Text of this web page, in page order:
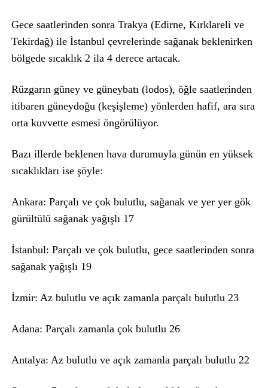
Gece saatlerinden sonra Trakya (Edirne, Kırklareli ve
Tekirdağ) ile İstanbul çevrelerinde sağanak beklenirken
bölgede sıcaklık 2 ila 4 derece artacak.
Rüzgarın güney ve güneybatı (lodos), öğle saatlerinden
itibaren güneydoğu (keşişleme) yönlerden hafif, ara sıra
orta kuvvette esmesi öngörülüyor.
Bazı illerde beklenen hava durumuyla günün en yüksek
sıcaklıkları ise şöyle:
Ankara: Parçalı ve çok bulutlu, sağanak ve yer yer gök
gürültülü sağanak yağışlı 17
İstanbul: Parçalı ve çok bulutlu, gece saatlerinden sonra
sağanak yağışlı 19
İzmir: Az bulutlu ve açık zamanla parçalı bulutlu 23
Adana: Parçalı zamanla çok bulutlu 26
Antalya: Az bulutlu ve açık zamanla parçalı bulutlu 22